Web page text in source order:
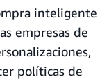
inteligente
empresas de
políticas de